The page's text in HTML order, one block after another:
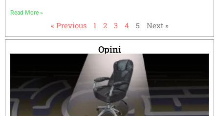
Read More »
« Previous 1 2 3 4 5 Next »
Opini